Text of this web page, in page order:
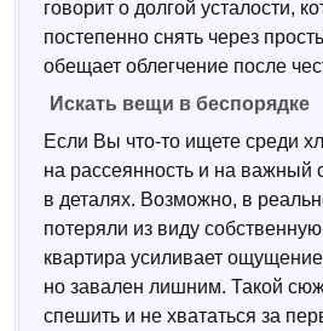
говорит о долгой усталости,
постепенно снять через
обещает облегчение после
Искать вещи в беспорядке
Если Вы что-то ищете среди
на рассеянность и на важный
в деталях. Возможно, в
потеряли из виду
квартира усиливает
но завален лишним. Такой
спешить и не хвататься за